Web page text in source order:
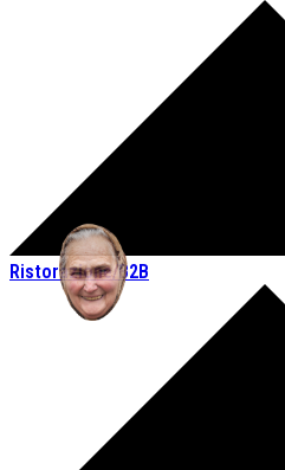
Ristorazione/B2B